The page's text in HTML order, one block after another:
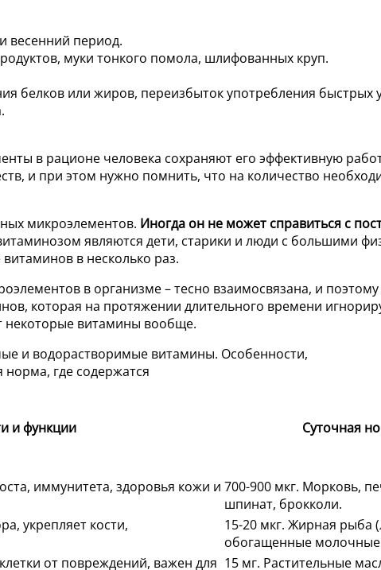
весенний период.
муки тонкого помола, шлифованных круп.
белков или жиров, переизбыток употребления быстрых
в рационе человека сохраняют его эффективную
и при этом нужно помнить, что на количество
микроэлементов. Иногда он не может справиться с
являются дети, старики и люди с большими
в несколько раз.
в организме – тесно взаимосвязана, и
которая на протяжении длительного времени
некоторые витамины вообще.
и функции
Суточная
иммунитета, здоровья кожи и 700-900 мкг. Морковь,
шпинат, брокколи.
укрепляет кости,
15-20 мкг. Жирная рыба
обогащенные молочные
от повреждений, важен для 15 мг. Растительные